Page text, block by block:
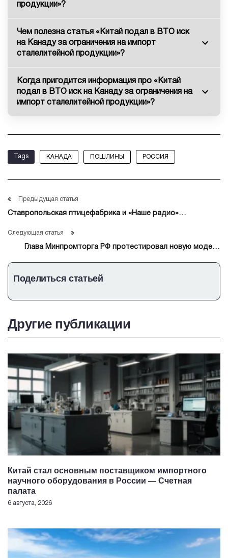
продукции»?
Чем полезна статья «Китай подал в ВТО иск
на Канаду за ограничения на импорт
сталелитейной продукции»?
Когда пригодится информация про «Китай
подал в ВТО иск на Канаду за ограничения на
импорт сталелитейной продукции»?
Tags КАНАДА ПОШЛИНЫ РОССИЯ
Предыдущая статья
Ставропольская птицефабрика и «Наше радио»
Следующая статья
Глава Минпромторга РФ протестировал новую модель
Поделиться статьей
Другие публикации
Китай стал основным поставщиком импортного
научного оборудования в России — Счетная
палата
6 августа, 2026